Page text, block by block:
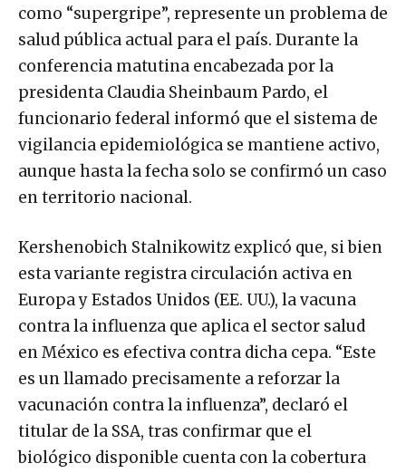
como “supergripe”, represente un problema de
salud pública actual para el país. Durante la
conferencia matutina encabezada por la
presidenta Claudia Sheinbaum Pardo, el
funcionario federal informó que el sistema de
vigilancia epidemiológica se mantiene activo,
aunque hasta la fecha solo se confirmó un caso
en territorio nacional.
Kershenobich Stalnikowitz explicó que, si bien
esta variante registra circulación activa en
Europa y Estados Unidos (EE. UU.), la vacuna
contra la influenza que aplica el sector salud
en México es efectiva contra dicha cepa. “Este
es un llamado precisamente a reforzar la
vacunación contra la influenza”, declaró el
titular de la SSA, tras confirmar que el
biológico disponible cuenta con la cobertura